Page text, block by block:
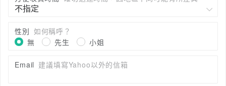
性別 如何稱呼？
無
先生 小姐
Email 建議填寫Yahoo以外的信箱